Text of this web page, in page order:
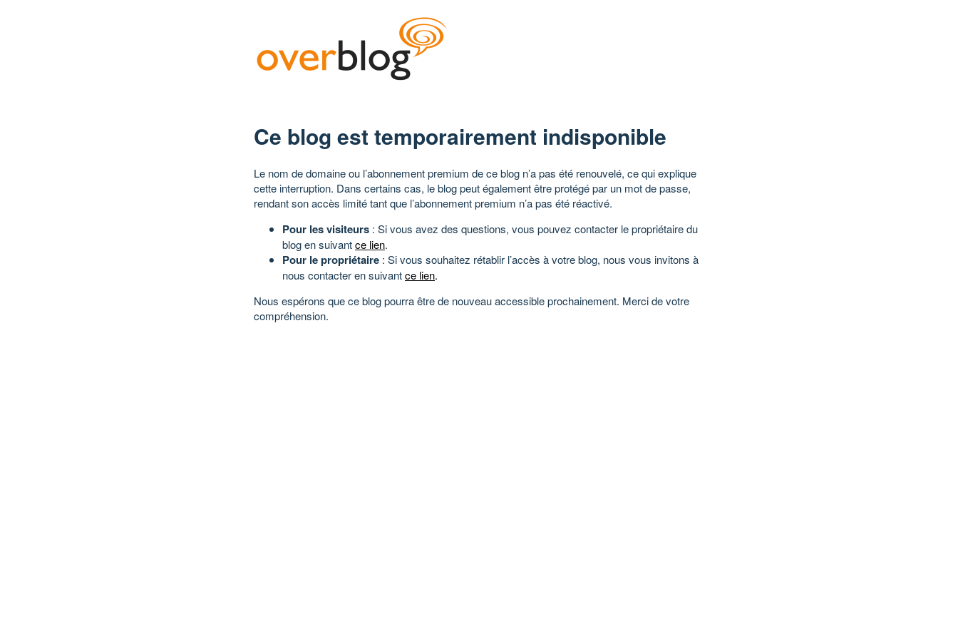
Ce blog est temporairement indisponible
Le nom de domaine ou l’abonnement premium de ce blog n’a pas été renouvelé, ce qui explique
cette interruption. Dans certains cas, le blog peut également être protégé par un mot de passe,
rendant son accès limité tant que l’abonnement premium n’a pas été réactivé.
Pour les visiteurs : Si vous avez des questions, vous pouvez contacter le propriétaire du
blog en suivantce lien.
Pour le propriétaire : Si vous souhaitez rétablir l’accès à votre blog, nous vous invitons à
nous contacter en suivantce lien.
Nous espérons que ce blog pourra être de nouveau accessible prochainement. Merci de votre
compréhension.